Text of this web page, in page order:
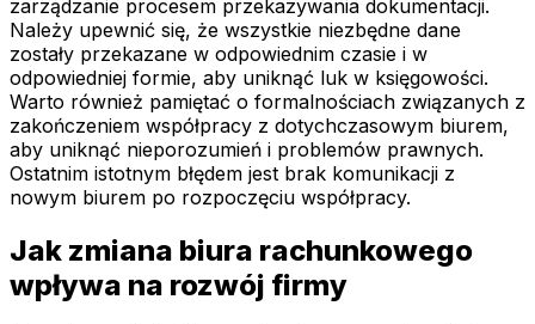
zarządzanie procesem przekazywania dokumentacji.
Należy upewnić się, że wszystkie niezbędne dane
zostały przekazane w odpowiednim czasie i w
odpowiedniej formie, aby uniknąć luk w księgowości.
Warto również pamiętać o formalnościach związanych z
zakończeniem współpracy z dotychczasowym biurem,
aby uniknąć nieporozumień i problemów prawnych.
Ostatnim istotnym błędem jest brak komunikacji z
nowym biurem po rozpoczęciu współpracy.
Jak zmiana biura rachunkowego
wpływa na rozwój firmy